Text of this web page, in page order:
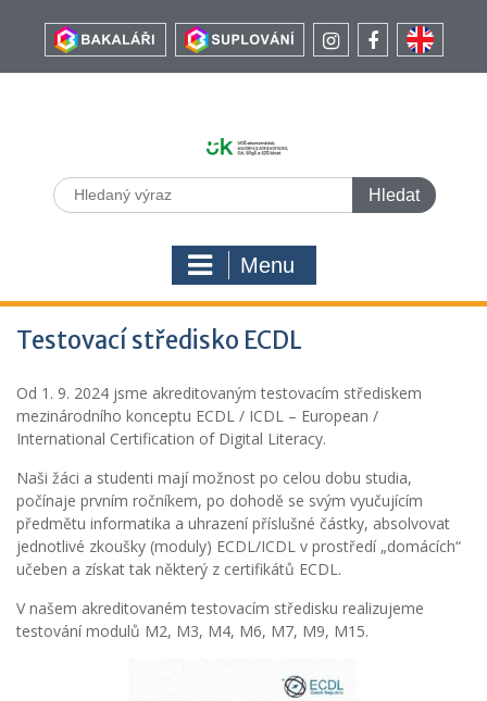
Menu
Testovací středisko ECDL
Od 1. 9. 2024 jsme akreditovaným testovacím střediskem
mezinárodního konceptu ECDL / ICDL – European /
International Certification of Digital Literacy.
Naši žáci a studenti mají možnost po celou dobu studia,
počínaje prvním ročníkem, po dohodě se svým vyučujícím
předmětu informatika a uhrazení příslušné částky, absolvovat
jednotlivé zkoušky (moduly) ECDL/ICDL v prostředí „domácích“
učeben a získat tak některý z certifikátů ECDL.
V našem akreditovaném testovacím středisku realizujeme
testování modulů M2, M3, M4, M6, M7, M9, M15.